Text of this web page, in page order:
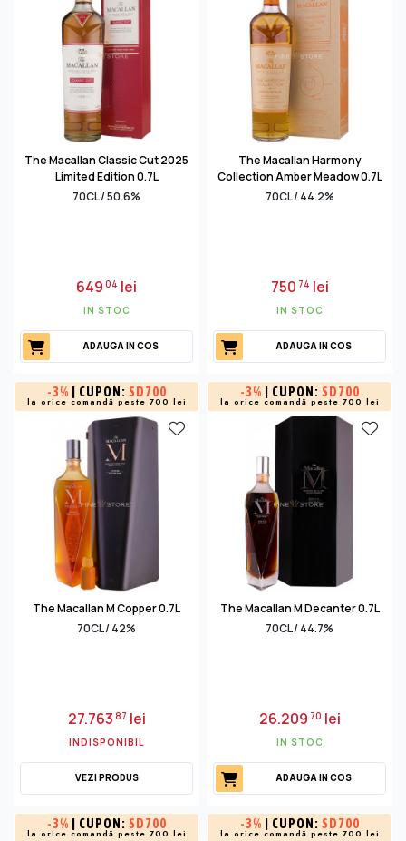
The Macallan Classic Cut 2025
Limited Edition 0.7L
70CL / 50.6%
64904 lei
IN STOC
ADAUGA IN COS
The Macallan Harmony
Collection Amber Meadow 0.7L
70CL / 44.2%
750 74 lei
IN STOC
ADAUGA IN COS
-3% | CUPON: SD700
la orice comandă peste 700 lei
The Macallan M Copper 0.7L
70CL / 42%
27.76387 lei
INDISPONIBIL
VEZI PRODUS
-3% | CUPON: SD700
la orice comandă peste 700 lei
The Macallan M Decanter 0.7L
70CL / 44.7%
26.209 70 lei
IN STOC
ADAUGA IN COS
-3% | CUPON: SD700
la orice comandă peste 700 lei
-3% | CUPON: SD700
la orice comandă peste 700 lei